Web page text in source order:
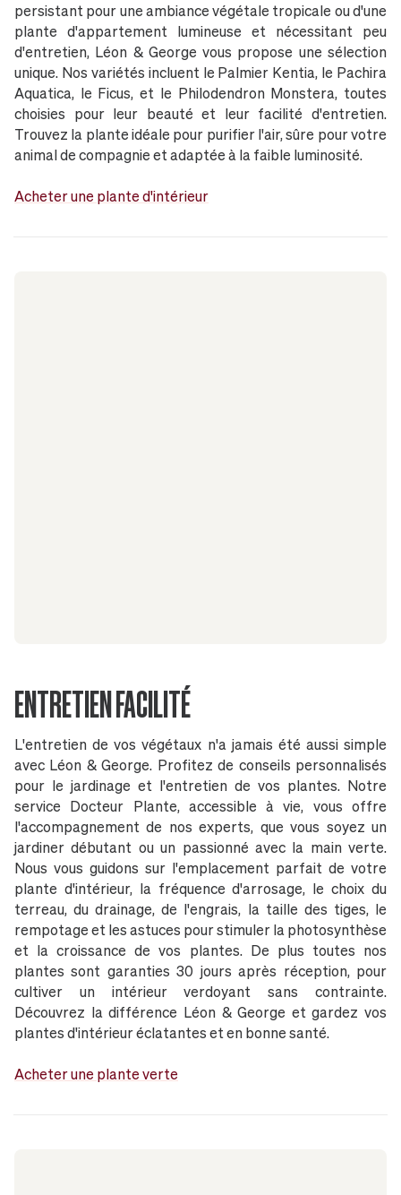
persistant pour une ambiance végétale tropicale ou d'une
plante d'appartement lumineuse et nécessitant peu
d'entretien, Léon & George vous propose une sélection
unique. Nos variétés incluent le Palmier Kentia, le Pachira
Aquatica, le Ficus, et le Philodendron Monstera, toutes
choisies pour leur beauté et leur facilité d'entretien.
Trouvez la plante idéale pour purifier l'air, sûre pour votre
animal de compagnie et adaptée à la faible luminosité.
Acheter une plante d'intérieur
ENTRETIEN FACILITÉ
L'entretien de vos végétaux n'a jamais été aussi simple
avec Léon & George. Profitez de conseils personnalisés
pour le jardinage et l'entretien de vos plantes. Notre
service Docteur Plante, accessible à vie, vous offre
l'accompagnement de nos experts, que vous soyez un
jardiner débutant ou un passionné avec la main verte.
Nous vous guidons sur l'emplacement parfait de votre
plante d'intérieur, la fréquence d'arrosage, le choix du
terreau, du drainage, de l'engrais, la taille des tiges, le
rempotage et les astuces pour stimuler la photosynthèse
et la croissance de vos plantes. De plus toutes nos
plantes sont garanties 30 jours après réception, pour
cultiver un intérieur verdoyant sans contrainte.
Découvrez la différence Léon & George et gardez vos
plantes d'intérieur éclatantes et en bonne santé.
Acheter une plante verte